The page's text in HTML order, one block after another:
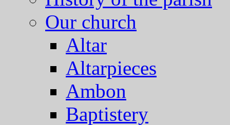
Our church
Altar
Altarpieces
Ambon
Baptistery